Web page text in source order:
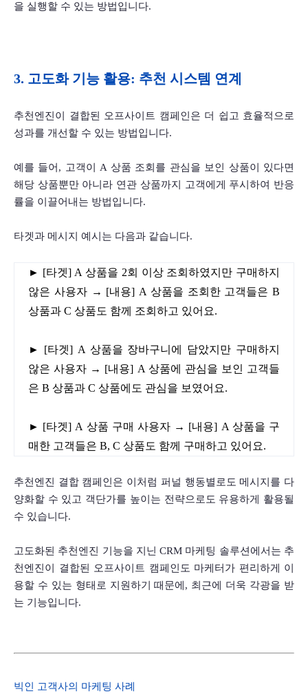
을 실행할 수 있는 방법입니다.
3. 고도화 기능 활용: 추천 시스템 연계
추천엔진이 결합된 오프사이트 캠페인은 더 쉽고 효율적으로
성과를 개선할 수 있는 방법입니다.
예를 들어, 고객이 A 상품 조회를 관심을 보인 상품이 있다면
해당 상품뿐만 아니라 연관 상품까지 고객에게 푸시하여 반응
률을 이끌어내는 방법입니다.
타겟과 메시지 예시는 다음과 같습니다.
► [타겟] A 상품을 2회 이상 조회하였지만 구매하지
않은 사용자 → [내용] A 상품을 조회한 고객들은 B
상품과 C 상품도 함께 조회하고 있어요.
► [타겟] A 상품을 장바구니에 담았지만 구매하지
않은 사용자 → [내용] A 상품에 관심을 보인 고객들
은 B 상품과 C 상품에도 관심을 보였어요.
► [타겟] A 상품 구매 사용자 → [내용] A 상품을 구
매한 고객들은 B, C 상품도 함께 구매하고 있어요.
추천엔진 결합 캠페인은 이처럼 퍼널 행동별로도 메시지를 다
양화할 수 있고 객단가를 높이는 전략으로도 유용하게 활용될
수 있습니다.
고도화된 추천엔진 기능을 지닌 CRM 마케팅 솔루션에서는 추
천엔진이 결합된 오프사이트 캠페인도 마케터가 편리하게 이
용할 수 있는 형태로 지원하기 때문에, 최근에 더욱 각광을 받
는 기능입니다.
빅인 고객사의 마케팅 사례